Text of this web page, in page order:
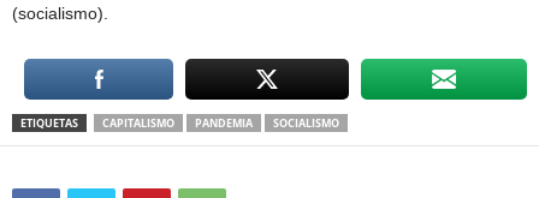
(socialismo).
ETIQUETAS CAPITALISMO PANDEMIA SOCIALISMO